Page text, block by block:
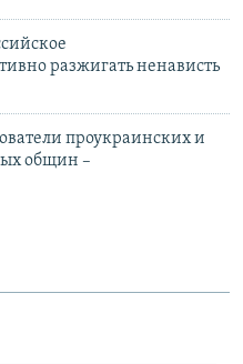
разжигать ненависть
проукраинских и
общин –